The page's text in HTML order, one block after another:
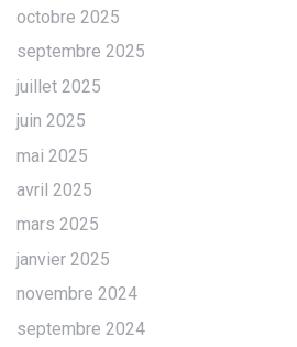
octobre 2025
septembre 2025
juillet 2025
juin 2025
mai 2025
avril 2025
mars 2025
janvier 2025
novembre 2024
septembre 2024